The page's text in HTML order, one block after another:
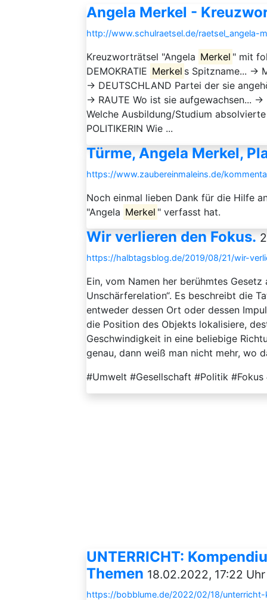
Angela Merkel -
http://www.schulraetsel.de/raetsel_angela-
Kreuzworträtsel "Angela Merkel " mit
DEMOKRATIE Merkel s Spitzname... →
→ DEUTSCHLAND Partei der sie
→ RAUTE Wo ist sie aufgewachsen...
Welche Ausbildung/Studium
POLITIKERIN Wie ...
Türme, Angela Merkel,
https://www.zaubereinmaleins.de/
Noch einmal lieben Dank für die Hilfe
"Angela Merkel " verfasst hat.
Wir verlieren den Fokus.
https://halbtagsblog.de/2019/08/21/wir-
Ein, vom Namen her berühmtes
Unschärferelation“. Es beschreibt die
entweder dessen Ort oder dessen
die Position des Objekts lokalisiere,
Geschwindigkeit in eine beliebige
genau, dann weiß man nicht mehr, wo
#Umwelt #Gesellschaft #Politik
UNTERRICHT:
Themen 18.02.2022, 17:22 Uhr
https://bobblume.de/2022/02/18/